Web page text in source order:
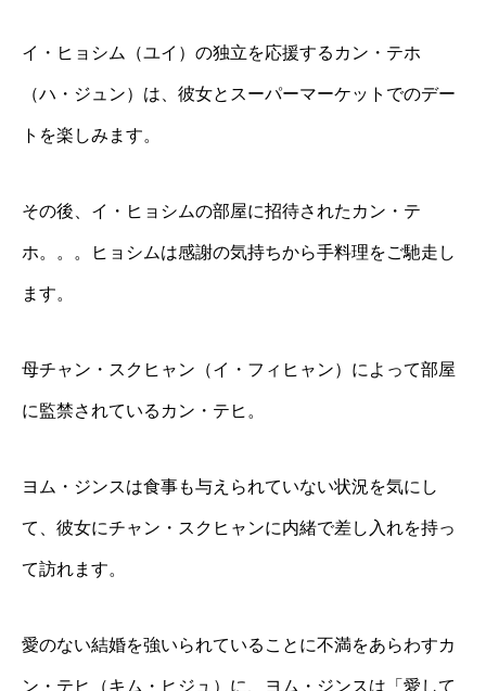
イ・ヒョシム（ユイ）の独立を応援するカン・テホ
（ハ・ジュン）は、彼女とスーパーマーケットでのデー
トを楽しみます。
その後、イ・ヒョシムの部屋に招待されたカン・テ
ホ。。。ヒョシムは感謝の気持ちから手料理をご馳走し
ます。
母チャン・スクヒャン（イ・フィヒャン）によって部屋
に監禁されているカン・テヒ。
ヨム・ジンスは食事も与えられていない状況を気にし
て、彼女にチャン・スクヒャンに内緒で差し入れを持っ
て訪れます。
愛のない結婚を強いられていることに不満をあらわすカ
ン・テヒ（キム・ヒジュ）に、ヨム・ジンスは「愛して